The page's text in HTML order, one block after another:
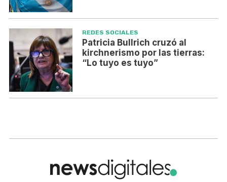
REDES SOCIALES
Patricia Bullrich cruzó al
kirchnerismo por las tierras:
“Lo tuyo es tuyo”